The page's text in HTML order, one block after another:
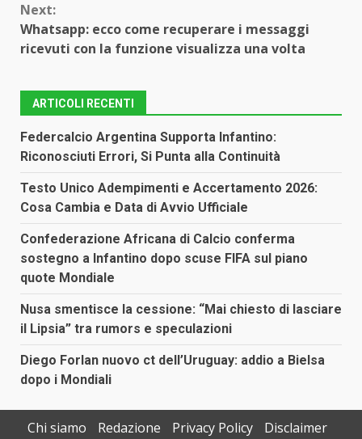
Next:
Whatsapp: ecco come recuperare i messaggi
ricevuti con la funzione visualizza una volta
ARTICOLI RECENTI
Federcalcio Argentina Supporta Infantino:
Riconosciuti Errori, Si Punta alla Continuità
Testo Unico Adempimenti e Accertamento 2026:
Cosa Cambia e Data di Avvio Ufficiale
Confederazione Africana di Calcio conferma
sostegno a Infantino dopo scuse FIFA sul piano
quote Mondiale
Nusa smentisce la cessione: “Mai chiesto di lasciare
il Lipsia” tra rumors e speculazioni
Diego Forlan nuovo ct dell’Uruguay: addio a Bielsa
dopo i Mondiali
Chi siamo Redazione Privacy Policy Disclaimer